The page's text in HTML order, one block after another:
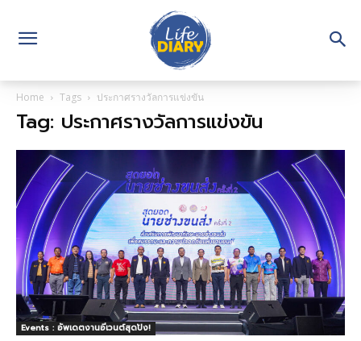
Home Tags ประกาศรางวัลการแข่งขัน
Tag: ประกาศรางวัลการแข่งขัน
Events : อัพเดตงานอีเวนต์สุดปัง!